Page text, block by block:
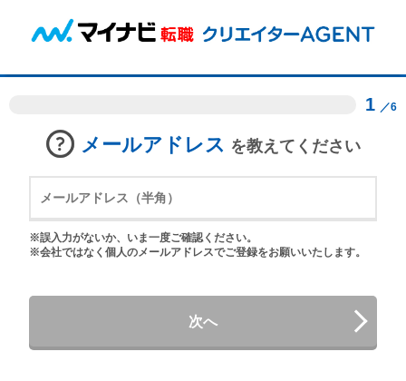
1 ／6
メールアドレス を教えてください
※誤入力がないか、いま一度ご確認ください。
※会社ではなく個人のメールアドレスでご登録をお願いいたします。
次へ